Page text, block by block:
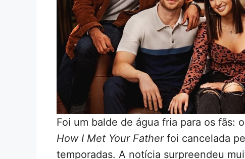
Foi um balde de água fria para os fãs:
How I Met Your Fatherfoi cancelada
temporadas. A notícia surpreendeu